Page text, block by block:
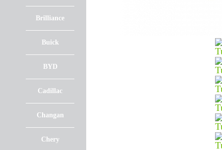
Brilliance
Buick
BYD
Cadillac
Changan
Chery